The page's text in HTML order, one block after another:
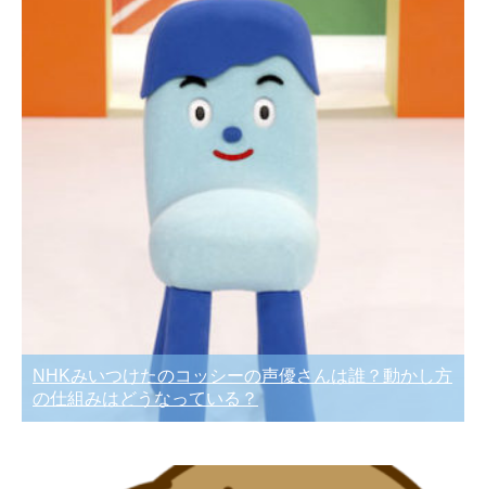
NHKみいつけたのコッシーの声優さんは誰？動かし方
の仕組みはどうなっている？